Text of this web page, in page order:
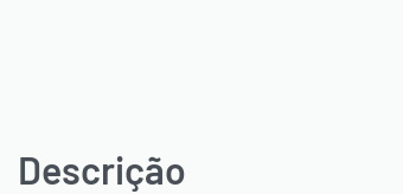
Descrição